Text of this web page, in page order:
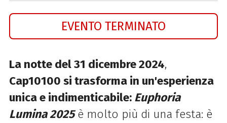
EVENTO TERMINATO
La notte del 31 dicembre 2024,
Cap10100 si trasforma in un'esperienza
unica e indimenticabile: Euphoria
Lumina 2025è molto più di una festa: è